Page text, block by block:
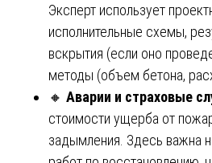
Эксперт использует
исполнительные схемы,
вскрытия (если оно
методы (объем бетона,
🔸 Аварии и страховые
стоимости ущерба от
задымления. Здесь важна